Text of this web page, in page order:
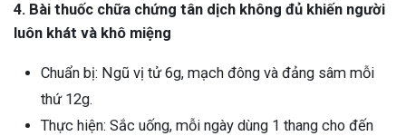
4. Bài thuốc chữa chứng tân dịch không đủ khiến người
luôn khát và khô miệng
Chuẩn bị: Ngũ vị tử 6g, mạch đông và đảng sâm mỗi
thứ 12g.
Thực hiện: Sắc uống, mỗi ngày dùng 1 thang cho đến